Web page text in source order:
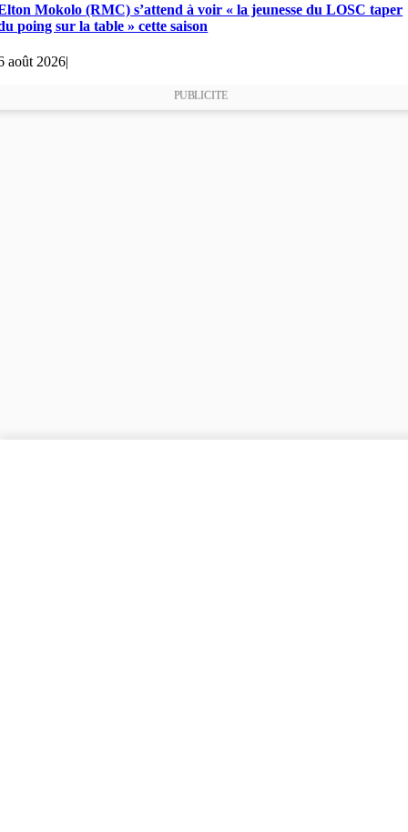
Mokolo (RMC) s’attend à voir « la jeunesse du LOSC taper
poing sur la table » cette saison
août 2026|
PUBLICITE